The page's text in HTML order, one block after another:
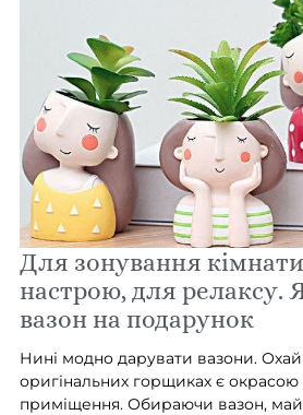
Для зонування
настрою, для релаксу.
вазон на подарунок
Нині модно дарувати вазони.
оригінальних горщиках є окрасою
приміщення. Обираючи вазон,